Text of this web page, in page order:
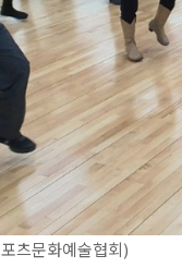
츠문화예술협회)